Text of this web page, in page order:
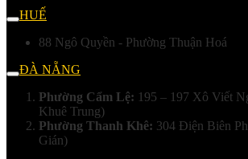
HUẾ
88 Ngô Quyền - Phường Thuận Hoá
ĐÀ NẴNG
Phường Cẩm Lệ: 195 – 197 Xô Viết
Khuê Trung)
Phường Thanh Khê: 304 Điện Biên
Gián)